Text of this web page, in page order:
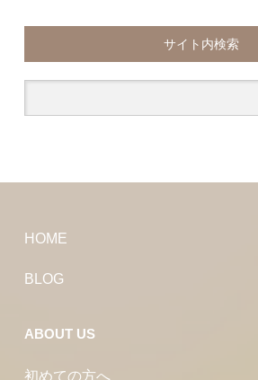
サイト内検索
HOME
BLOG
ABOUT US
初めての方へ